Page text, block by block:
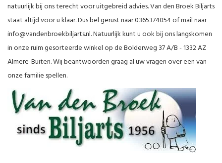
natuurlijk bij ons terecht voor uitgebreid advies. Van den Broek Biljarts
staat altijd voor u klaar. Dus bel gerust naar 0365374054 of mail naar
info@vandenbroekbiljarts.nl. Natuurlijk kunt u ook bij ons langskomen
in onze ruim gesorteerde winkel op de Bolderweg 37 A/B - 1332 AZ
Almere-Buiten. Wij beantwoorden graag al uw vragen over een van
onze familie spellen.